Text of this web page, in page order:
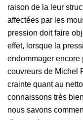
raison de la leur
affectées par les
pression doit faire
effet, lorsque la
endommager encore
couvreurs de Michel
crainte quant au
connaissons très
nous savons